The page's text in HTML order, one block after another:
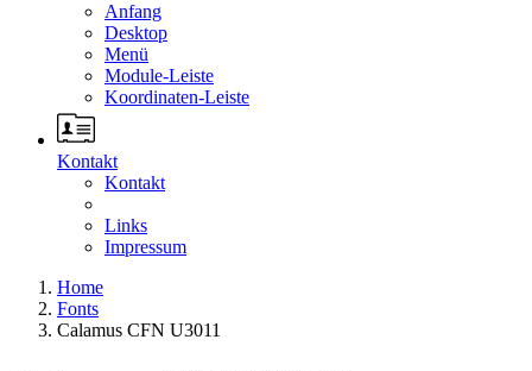
Anfang
Desktop
Menü
Module-Leiste
Koordinaten-Leiste
Kontakt
Kontakt
Links
Impressum
Home
Fonts
Calamus CFN U3011